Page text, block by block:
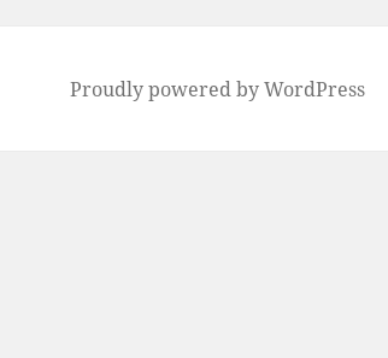
Proudly powered by WordPress